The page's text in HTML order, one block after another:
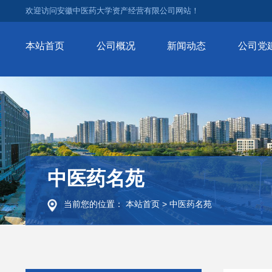
欢迎访问安徽中医药大学资产经营有限公司网站！
本站首页 公司概况 新闻动态 公司党
中医药名苑
当前您的位置： 本站首页 > 中医药名苑